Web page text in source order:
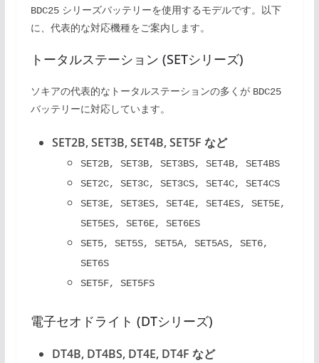
BDC25シリーズバッテリーを使用するモデルです。以下
に、代表的な対応機種をご案内します。
トータルステーション (SETシリーズ)
ソキアの代表的なトータルステーションの多くが BDC25
バッテリーに対応しています。
SET2B, SET3B, SET4B, SET5F など
SET2B, SET3B, SET3BS, SET4B, SET4BS
SET2C, SET3C, SET3CS, SET4C, SET4CS
SET3E, SET3ES, SET4E, SET4ES, SET5E,
SET5ES, SET6E, SET6ES
SET5, SET5S, SET5A, SET5AS, SET6,
SET6S
SET5F, SET5FS
電子セオドライト (DTシリーズ)
DT4B, DT4BS, DT4E, DT4F など